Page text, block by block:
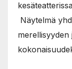
Näytelmä